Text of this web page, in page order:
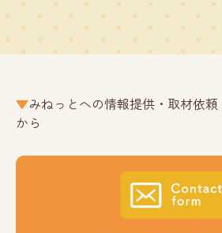
みねっとへの情報提供・取材依
から